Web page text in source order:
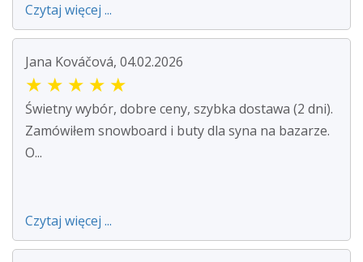
Czytaj więcej ...
Jana Kováčová, 04.02.2026
★ ★ ★ ★ ★
Świetny wybór, dobre ceny, szybka dostawa (2 dni).
Zamówiłem snowboard i buty dla syna na bazarze.
O...
Czytaj więcej ...